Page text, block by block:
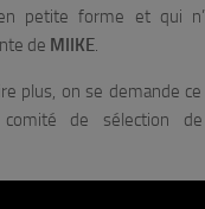
petite forme et qui
de MIIKE
plus, on se demande
de sélection